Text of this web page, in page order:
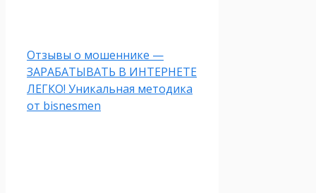
Отзывы о мошеннике —
ЗАРАБАТЫВАТЬ В ИНТЕРНЕТЕ
ЛЕГКО! Уникальная методика
от bisnesmen